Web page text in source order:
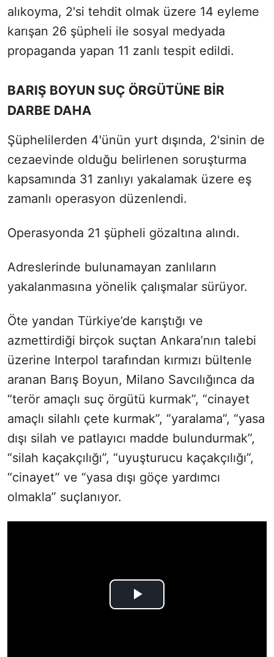
alıkoyma, 2'si tehdit olmak üzere 14 eyleme
karışan 26 şüpheli ile sosyal medyada
propaganda yapan 11 zanlı tespit edildi.
BARIŞ BOYUN SUÇ ÖRGÜTÜNE BİR
DARBE DAHA
Şüphelilerden 4'ünün yurt dışında, 2'sinin de
cezaevinde olduğu belirlenen soruşturma
kapsamında 31 zanlıyı yakalamak üzere eş
zamanlı operasyon düzenlendi.
Operasyonda 21 şüpheli gözaltına alındı.
Adreslerinde bulunamayan zanlıların
yakalanmasına yönelik çalışmalar sürüyor.
Öte yandan Türkiye’de karıştığı ve
azmettirdiği birçok suçtan Ankara’nın talebi
üzerine Interpol tarafından kırmızı bültenle
aranan Barış Boyun, Milano Savcılığınca da
“terör amaçlı suç örgütü kurmak”, “cinayet
amaçlı silahlı çete kurmak”, “yaralama”, “yasa
dışı silah ve patlayıcı madde bulundurmak”,
“silah kaçakçılığı”, “uyuşturucu kaçakçılığı”,
“cinayet” ve “yasa dışı göçe yardımcı
olmakla” suçlanıyor.